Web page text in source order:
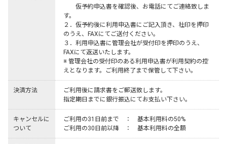
仮予約申込書を確認後、お電話にてご連絡致しま
す。
２．仮予約後に利用申込書にご記入頂き、社印を押印
のうえ、FAXにてご送付ください。
３．利用申込書に管理会社が受付印を押印のうえ、
FAXにて返送いたします。
※ 管理会社の受付印のある利用申込書が利用契約の控
えとなります。ご利用終了まで保管して下さい。
決済方法
ご利用後に請求書をご郵送致します。
指定期日までに銀行振込にてお支払い下さい。
キャンセルに
ついて
ご利用の31日前まで　：　基本利用料の50%
ご利用の30日前以降　：　基本利用料の全額